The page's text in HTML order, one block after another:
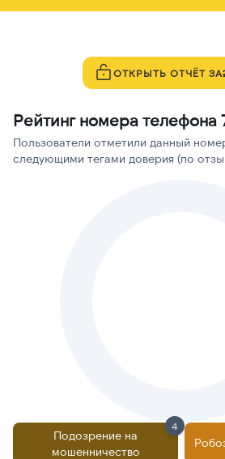
ОТКРЫТЬ ОТЧЁТ ЗА
Рейтинг номера телефона
Пользователи отметили данный
следующими тегами доверия (по
Подозрение на
мошенничество
4